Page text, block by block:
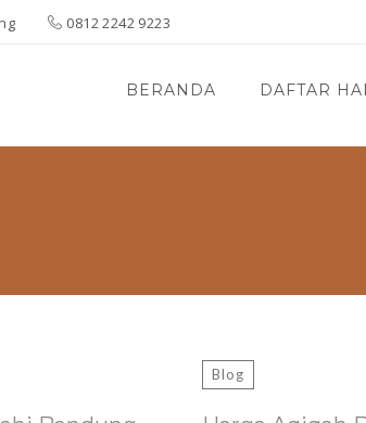
0812 2242 9223
BERANDA DAFTAR
Blog